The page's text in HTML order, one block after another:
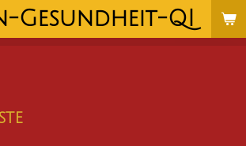
Gesundheit-QI